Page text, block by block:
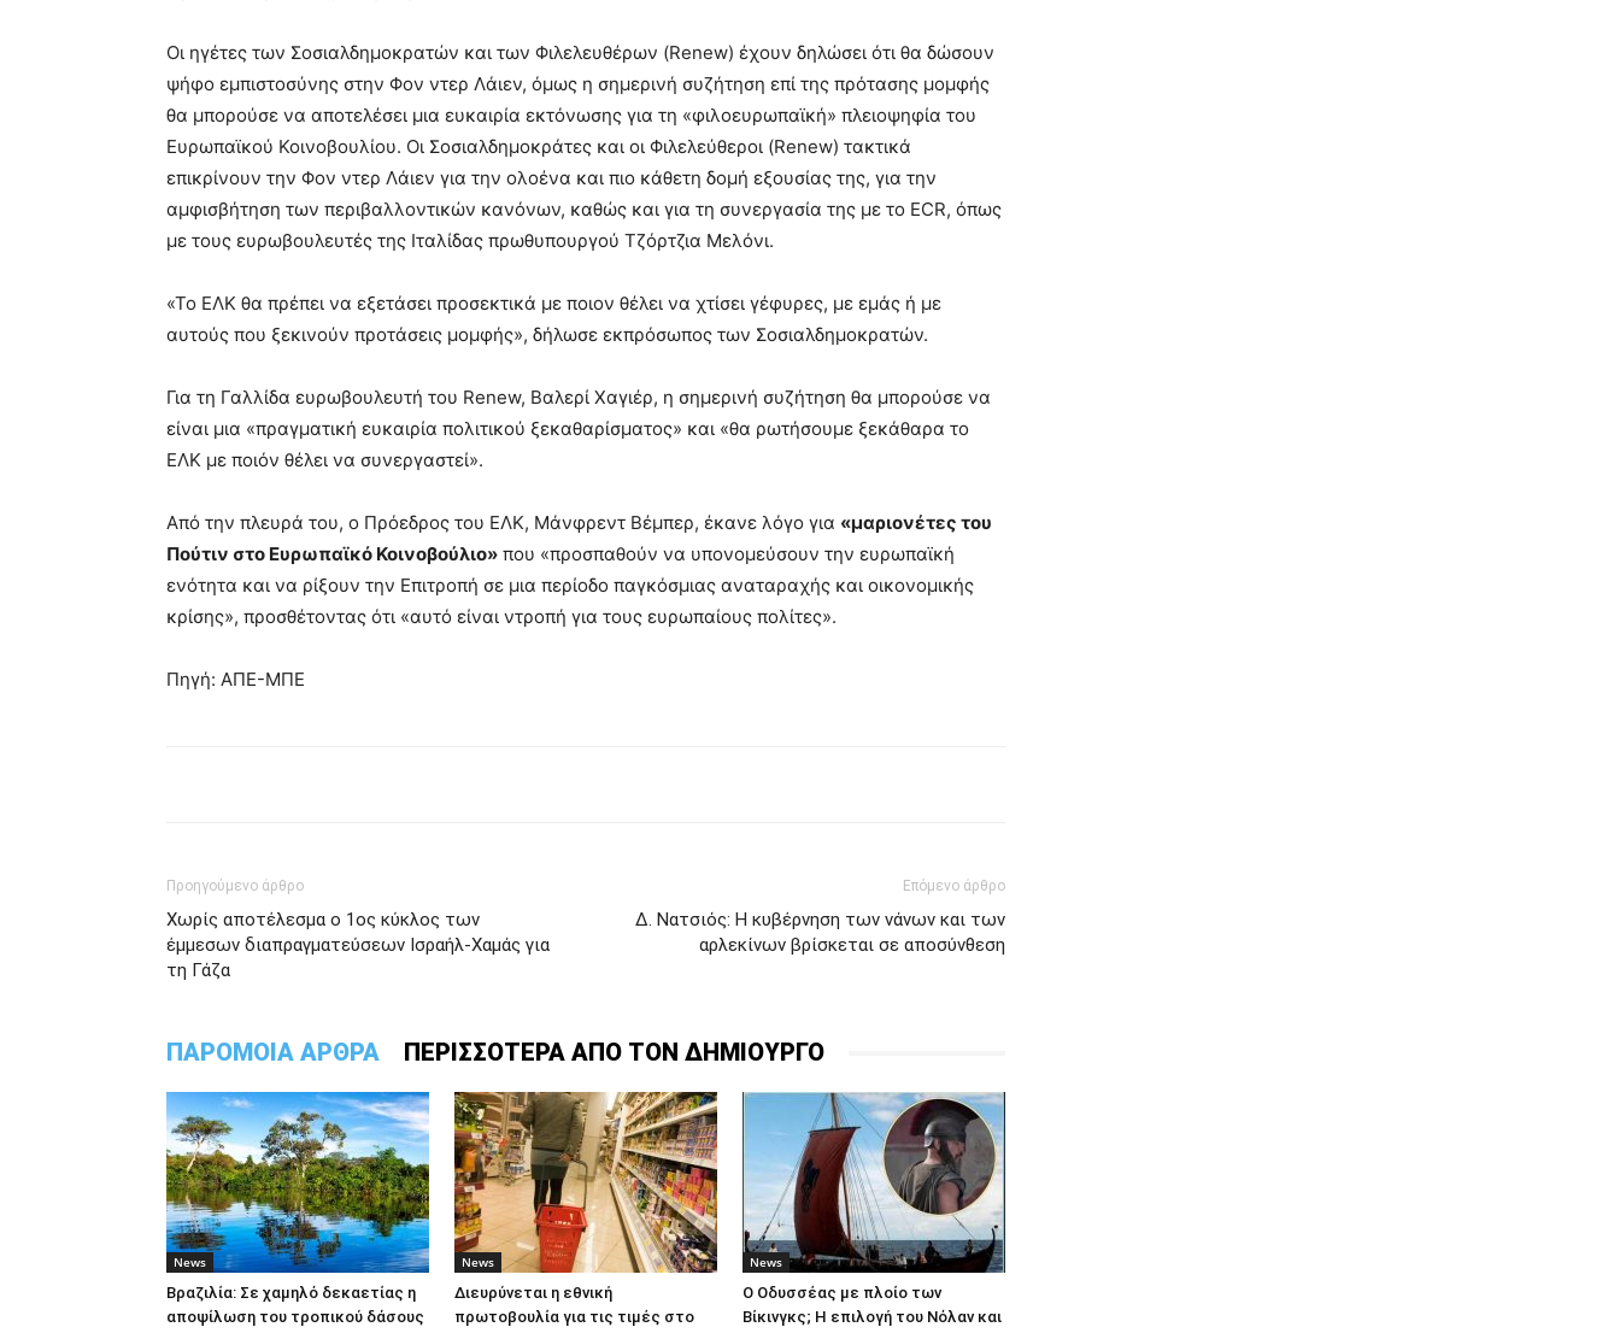
Οι ηγέτες των Σοσιαλδημοκρατών και των Φιλελευθέρων (Renew) έχουν δηλώσει ότι θα δώσουν
ψήφο εμπιστοσύνης στην Φον ντερ Λάιεν, όμως η σημερινή συζήτηση επί της πρότασης μομφής
θα μπορούσε να αποτελέσει μια ευκαιρία εκτόνωσης για τη «φιλοευρωπαϊκή» πλειοψηφία του
Ευρωπαϊκού Κοινοβουλίου. Οι Σοσιαλδημοκράτες και οι Φιλελεύθεροι (Renew) τακτικά
επικρίνουν την Φον ντερ Λάιεν για την ολοένα και πιο κάθετη δομή εξουσίας της, για την
αμφισβήτηση των περιβαλλοντικών κανόνων, καθώς και για τη συνεργασία της με το ECR, όπως
με τους ευρωβουλευτές της Ιταλίδας πρωθυπουργού Τζόρτζια Μελόνι.
«Το ΕΛΚ θα πρέπει να εξετάσει προσεκτικά με ποιον θέλει να χτίσει γέφυρες, με εμάς ή με
αυτούς που ξεκινούν προτάσεις μομφής», δήλωσε εκπρόσωπος των Σοσιαλδημοκρατών.
Για τη Γαλλίδα ευρωβουλευτή του Renew, Βαλερί Χαγιέρ, η σημερινή συζήτηση θα μπορούσε να
είναι μια «πραγματική ευκαιρία πολιτικού ξεκαθαρίσματος» και «θα ρωτήσουμε ξεκάθαρα το
ΕΛΚ με ποιόν θέλει να συνεργαστεί».
Από την πλευρά του, ο Πρόεδρος του ΕΛΚ, Μάνφρεντ Βέμπερ, έκανε λόγο για «μαριονέτες του
Πούτιν στο Ευρωπαϊκό Κοινοβούλιο» που «προσπαθούν να υπονομεύσουν την ευρωπαϊκή
ενότητα και να ρίξουν την Επιτροπή σε μια περίοδο παγκόσμιας αναταραχής και οικονομικής
κρίσης», προσθέτοντας ότι «αυτό είναι ντροπή για τους ευρωπαίους πολίτες».
Πηγή: ΑΠΕ-ΜΠΕ
Προηγούμενο άρθρο
Χωρίς αποτέλεσμα ο 1ος κύκλος των
έμμεσων διαπραγματεύσεων Ισραήλ-Χαμάς για
τη Γάζα
Επόμενο άρθρο
Δ. Νατσιός: Η κυβέρνηση των νάνων και των
αρλεκίνων βρίσκεται σε αποσύνθεση
ΠΑΡΟΜΟΙΑ ΑΡΘΡΑ ΠΕΡΙΣΣΟΤΕΡΑ ΑΠΟ ΤΟΝ ΔΗΜΙΟΥΡΓΟ
News
Βραζιλία: Σε χαμηλό δεκαετίας η
αποψίλωση του τροπικού δάσους
News
Διευρύνεται η εθνική
πρωτοβουλία για τις τιμές στο
News
Ο Οδυσσέας με πλοίο των
Βίκινγκς; Η επιλογή του Νόλαν και